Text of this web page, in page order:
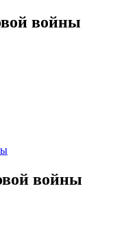
войны
войны